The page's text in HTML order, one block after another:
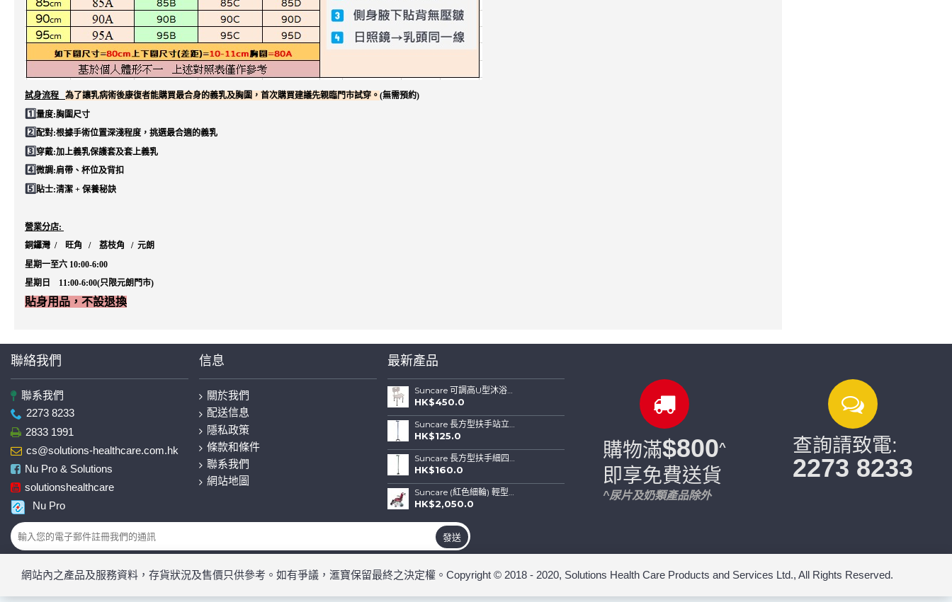
試身流程 為了讓乳病術後康復者能購買最合身的義乳及胸圍，首次購買建議先親臨門市試穿。 (無需預約)
1️⃣量度:胸圍尺寸
2️⃣ 配對:根據手術位置深淺程度，挑選最合適的義乳
3️⃣ 穿戴:加上義乳保護套及套上義乳
4️⃣ 微調:肩帶、杯位及背扣
5️⃣ 貼士:清潔 + 保養秘訣
營業分店:
銅鑼灣 / 旺角 / 荔枝角 / 元朗
星期一至六 10:00-6:00
星期日
11:00-6:00(只限元朗門市)
貼身用品，不設退換
聯絡我們
聯系我們
2273 8233
2833 1991
cs@solutions-healthcare.com.hk
Nu Pro & Solutions
solutionshealthcare
Nu Pro
信息
關於我們
配送信息
隱私政策
條款和條件
聯系我們
網站地圖
最新產品
Suncare 可調高U型沐浴椅連可拆背板(特闊坐位)
HK$450.0
Suncare 長方型扶手站立式四腳拐杖 ( 藍色)
HK$125.0
Suncare 長方型扶手細四腳站立式拐杖 (綠色)
HK$160.0
Suncare (紅色細輪) 輕型鋁合金輪椅帶手剎車
HK$2,050.0
購物滿$800^
即享免費送貨
^尿片及奶類產品除外
查詢請致電:
2273 8233
發送
網站內之產品及服務資料，存貨狀況及售價只供參考。如有爭議，滙寶保留最終之決定權。Copyright © 2018 - 2020, Solutions Health Care Products and Services Ltd., All Rights Reserved.